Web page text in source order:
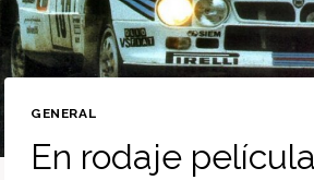
GENERAL
En rodaje